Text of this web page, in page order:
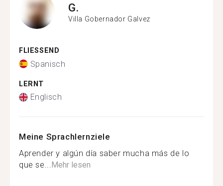
G.
Villa Gobernador Galvez
FLIESSEND
Spanisch
LERNT
Englisch
Meine Sprachlernziele
Aprender y algún día saber mucha más de lo
que se...Mehr lesen